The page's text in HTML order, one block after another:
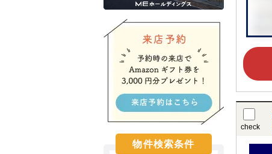
check
物件検索条件